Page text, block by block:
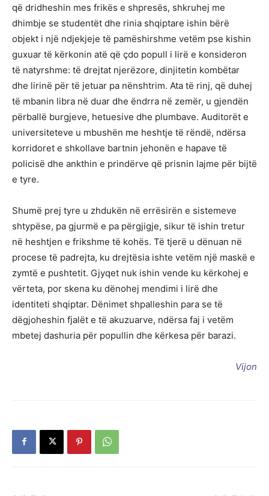
që dridheshin mes frikës e shpresës, shkruhej me
dhimbje se studentët dhe rinia shqiptare ishin bërë
objekt i një ndjekjeje të pamëshirshme vetëm pse kishin
guxuar të kërkonin atë që çdo popull i lirë e konsideron
të natyrshme: të drejtat njerëzore, dinjitetin kombëtar
dhe lirinë për të jetuar pa nënshtrim. Ata të rinj, që duhej
të mbanin libra në duar dhe ëndrra në zemër, u gjendën
përballë burgjeve, hetuesive dhe plumbave. Auditorët e
universiteteve u mbushën me heshtje të rëndë, ndërsa
korridoret e shkollave bartnin jehonën e hapave të
policisë dhe ankthin e prindërve që prisnin lajme për bijtë
e tyre.
Shumë prej tyre u zhdukën në errësirën e sistemeve
shtypëse, pa gjurmë e pa përgjigje, sikur të ishin tretur
në heshtjen e frikshme të kohës. Të tjerë u dënuan në
procese të padrejta, ku drejtësia ishte vetëm një maskë e
zymtë e pushtetit. Gjyqet nuk ishin vende ku kërkohej e
vërteta, por skena ku dënohej mendimi i lirë dhe
identiteti shqiptar. Dënimet shpalleshin para se të
dëgjoheshin fjalët e të akuzuarve, ndërsa faj i vetëm
mbetej dashuria për popullin dhe kërkesa për barazi.
Vijon